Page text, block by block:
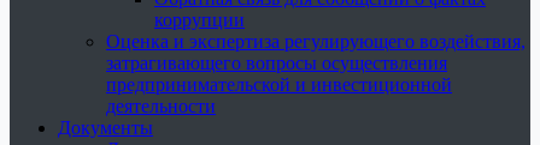
коррупции
Оценка и экспертиза регулирующего воздействия,
затрагивающего вопросы осуществления
предпринимательской и инвестиционной
деятельности
Документы